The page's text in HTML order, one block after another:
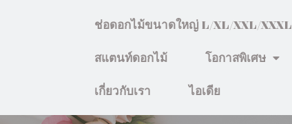
ช่อดอกไม้ขนาดใหญ่ L/XL/XXL/XXXL
สแตนท์ดอกไม้ โอกาสพิเศษ
เกี่ยวกับเรา ไอเดีย